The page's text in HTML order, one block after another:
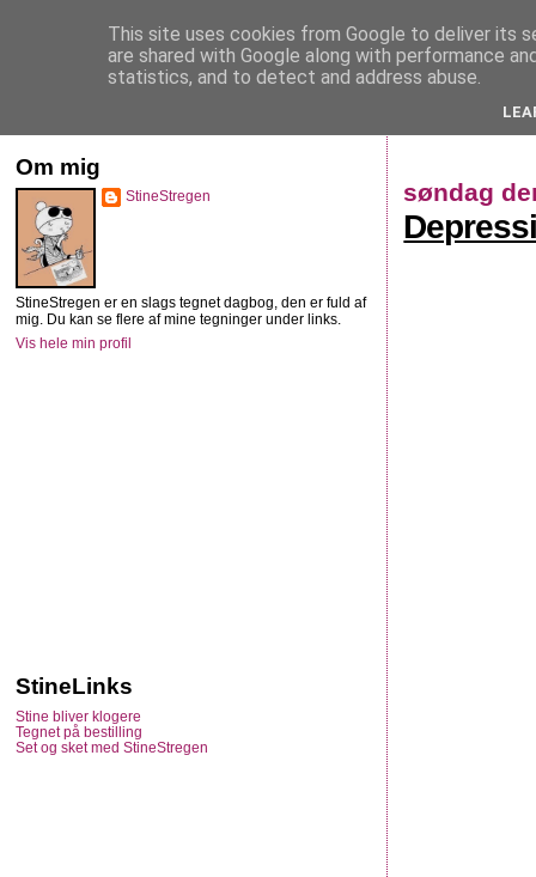
StineStregen
søndag
Om mig
StineStregen
StineStregen er en slags tegnet dagbog, den er fuld af
mig. Du kan se flere af mine tegninger under links.
Vis hele min profil
StineLinks
Stine bliver klogere
Tegnet på bestilling
Set og sket med StineStregen
This site uses cookies from Google to deliver its
are shared with Google along with performance
statistics, and to detect and address abuse.